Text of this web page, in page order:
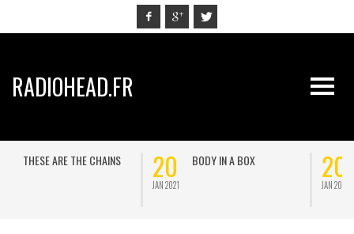
RADIOHEAD.FR
CHAINS 20 BODY IN A BOX 20 PROMISE ME